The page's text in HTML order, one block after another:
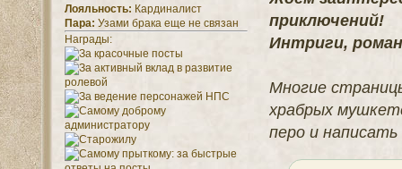
Лояльность: Кардиналист
Пара: Узами брака еще не связан
Награды:
приключений!
Интриги,
Многие
храбрых
перо и